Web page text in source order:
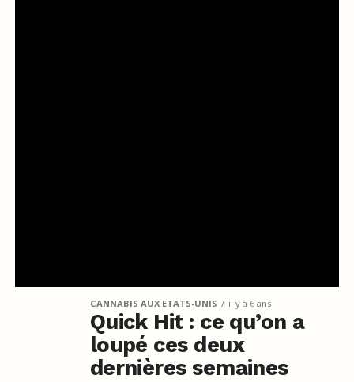
CANNABIS AUX ETATS-UNIS il y a 6 ans
Quick Hit : ce qu’on a
loupé ces deux
dernières semaines